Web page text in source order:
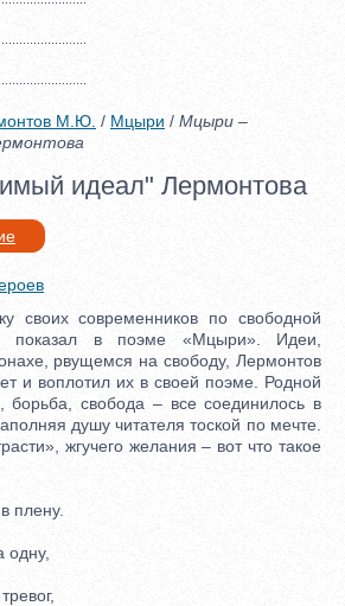
М.Ю. / Мцыри / Мцыри –
идеал" Лермонтова
современников по свободной
показал в поэме «Мцыри». Идеи,
рвущемся на свободу, Лермонтов
и воплотил их в своей поэме. Родной
борьба, свобода – все соединилось в
душу читателя тоской по мечте.
жгучего желания – вот что такое
плену.
одну,